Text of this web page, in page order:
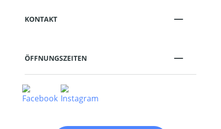
KONTAKT
ÖFFNUNGSZEITEN